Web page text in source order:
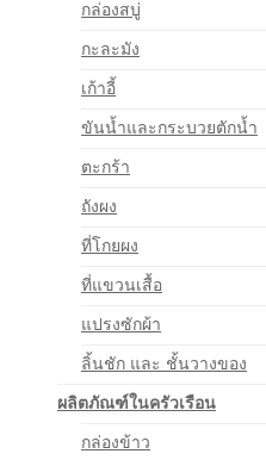
กล่องสบู่
กะละมัง
เก้าอี้
ขันน้ำและกระบวยตักน้ำ
ตะกร้า
ถังผง
ที่โกยผง
ที่แขวนเสื้อ
แปรงซักผ้า
ลิ้นชัก และ ชั้นวางของ
ผลิตภัณฑ์ในครัวเรือน
กล่องข้าว